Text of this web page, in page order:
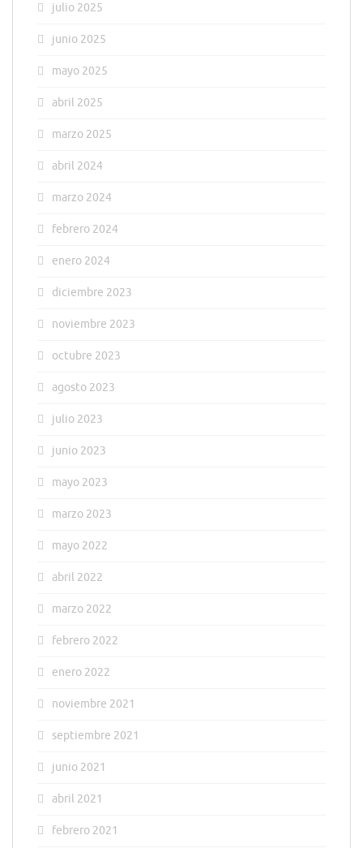
julio 2025
junio 2025
mayo 2025
abril 2025
marzo 2025
abril 2024
marzo 2024
febrero 2024
enero 2024
diciembre 2023
noviembre 2023
octubre 2023
agosto 2023
julio 2023
junio 2023
mayo 2023
marzo 2023
mayo 2022
abril 2022
marzo 2022
febrero 2022
enero 2022
noviembre 2021
septiembre 2021
junio 2021
abril 2021
febrero 2021